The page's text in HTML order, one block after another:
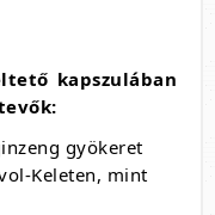
kapszulában
gyökeret
Keleten, mint